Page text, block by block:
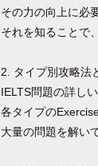
その力の向上に必
それを知ることで
2. タイプ別攻略法
IELTS問題の詳し
各タイプの
大量の問題を解い